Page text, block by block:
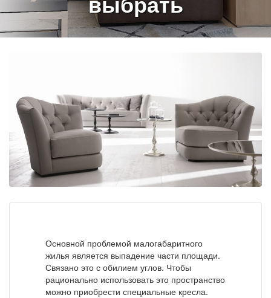
Основной проблемой малогабаритного
жилья является выпадение части площади.
Связано это с обилием углов. Чтобы
рационально использовать это пространство
можно приобрести специальные кресла.